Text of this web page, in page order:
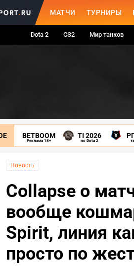
МАТЧИ ТУРНИРЫ
Dota 2 CS2 Мир танков
BETBOOM
Реклама 18+
TI 2026
по Dota 2
Новость
Collapse о
вообще
Spirit, линия
просто по